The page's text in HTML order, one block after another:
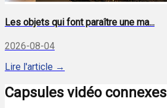
Les objets qui font paraître une ma...
2026-08-04
Lire l'article →
Capsules vidéo connexes